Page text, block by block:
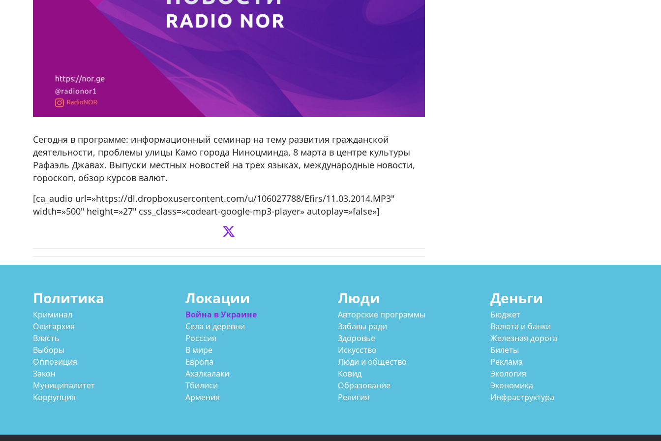
Сегодня в программе: информационный семинар на тему развития гражданской
деятельности, проблемы улицы Камо города Ниноцминда, 8 марта в центре культуры
Рафаэль Джавах. Выпуски местных новостей на трех языках, международные новости,
гороскоп, обзор курсов валют.
[ca_audio url=»https://dl.dropboxusercontent.com/u/106027788/Efirs/11.03.2014.MP3″
width=»500″ height=»27″ css_class=»codeart-google-mp3-player» autoplay=»false»]
Политика
Криминал
Олигархия
Власть
Выборы
Оппозиция
Закон
Муниципалитет
Коррупция
Локации
Война в Украине
Села и деревни
Росссия
В мире
Европа
Ахалкалаки
Тбилиси
Армения
Люди
Авторские программы
Забавы ради
Здоровье
Искусство
Люди и общество
Ковид
Образование
Религия
Деньги
Бюджет
Валюта и банки
Железная дорога
Билеты
Реклама
Экология
Экономика
Инфраструктура